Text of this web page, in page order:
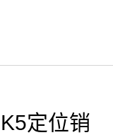
K5定位销